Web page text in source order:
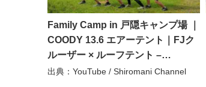
Family Camp in 戸隠キャンプ場 ｜
COODY 13.6 エアーテント｜FJク
ルーザー × ルーフテント –
Shiromani Channel
出典：YouTube / Shiromani Channel